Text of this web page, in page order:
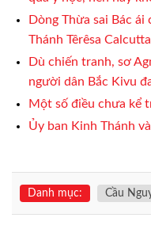
Dòng Thừa sai Bác
Thánh Têrêsa Calcutta
Dù chiến tranh, sơ
người dân Bắc Kivu
Một số điều chưa kể
Ủy ban Kinh Thánh
Danh mục: Cầu